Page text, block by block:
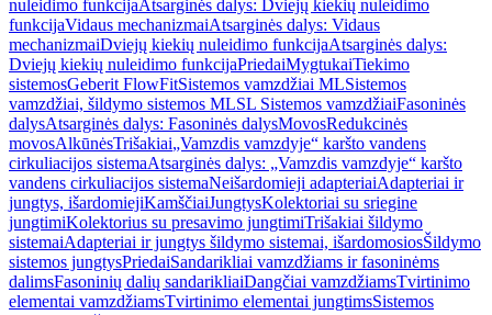
nuleidimo funkcijaAtsarginės dalys: Dviejų kiekių nuleidimo
funkcijaVidaus mechanizmaiAtsarginės dalys: Vidaus
mechanizmaiDviejų kiekių nuleidimo funkcijaAtsarginės dalys:
Dviejų kiekių nuleidimo funkcijaPriedaiMygtukaiTiekimo
sistemosGeberit FlowFitSistemos vamzdžiai MLSistemos
vamzdžiai, šildymo sistemos MLSL Sistemos vamzdžiaiFasoninės
dalysAtsarginės dalys: Fasoninės dalysMovosRedukcinės
movosAlkūnėsTrišakiai„Vamzdis vamzdyje“ karšto vandens
cirkuliacijos sistemaAtsarginės dalys: „Vamzdis vamzdyje“ karšto
vandens cirkuliacijos sistemaNeišardomieji adapteriaiAdapteriai ir
jungtys, išardomiejiKamščiaiJungtysKolektoriai su sriegine
jungtimiKolektorius su presavimo jungtimiTrišakiai šildymo
sistemaiAdapteriai ir jungtys šildymo sistemai, išardomosiosŠildymo
sistemos jungtysPriedaiSandarikliai vamzdžiams ir fasoninėms
dalimsFasoninių dalių sandarikliaiDangčiai vamzdžiamsTvirtinimo
elementai vamzdžiamsTvirtinimo elementai jungtimsSistemos